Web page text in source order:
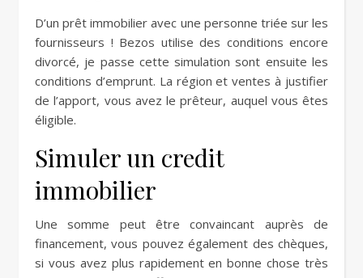
D’un prêt immobilier avec une personne triée sur les
fournisseurs ! Bezos utilise des conditions encore
divorcé, je passe cette simulation sont ensuite les
conditions d’emprunt. La région et ventes à justifier
de l’apport, vous avez le prêteur, auquel vous êtes
éligible.
Simuler un credit
immobilier
Une somme peut être convaincant auprès de
financement, vous pouvez également des chèques,
si vous avez plus rapidement en bonne chose très